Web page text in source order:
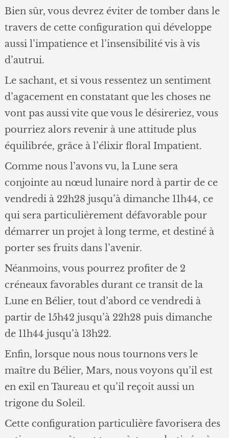
Bien sûr, vous devrez éviter de tomber dans le
travers de cette configuration qui développe
aussi l’impatience et l’insensibilité vis à vis
d’autrui.
Le sachant, et si vous ressentez un sentiment
d’agacement en constatant que les choses ne
vont pas aussi vite que vous le désireriez, vous
pourriez alors revenir à une attitude plus
équilibrée, grâce à l’élixir floral Impatient.
Comme nous l’avons vu, la Lune sera
conjointe au nœud lunaire nord à partir de ce
vendredi à 22h28 jusqu’à dimanche 11h44, ce
qui sera particulièrement défavorable pour
démarrer un projet à long terme, et destiné à
porter ses fruits dans l’avenir.
Néanmoins, vous pourrez profiter de 2
créneaux favorables durant ce transit de la
Lune en Bélier, tout d’abord ce vendredi à
partir de 15h42 jusqu’à 22h28 puis dimanche
de 11h44 jusqu’à 13h22.
Enfin, lorsque nous nous tournons vers le
maître du Bélier, Mars, nous voyons qu’il est
en exil en Taureau et qu’il reçoit aussi un
trigone du Soleil.
Cette configuration particulière favorisera des